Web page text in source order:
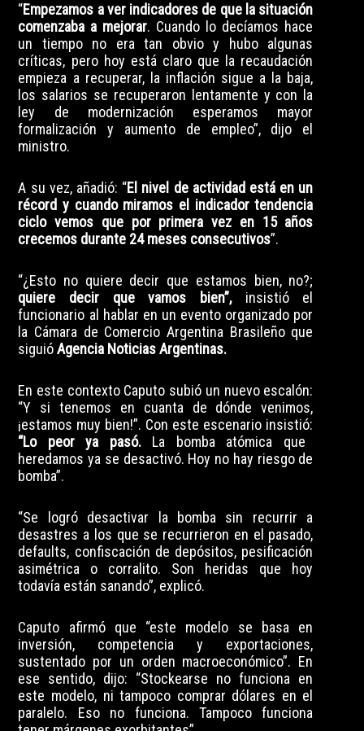
“Empezamos a ver indicadores de que la situación
comenzaba a mejorar. Cuando lo decíamos hace
un tiempo no era tan obvio y hubo algunas
críticas, pero hoy está claro que la recaudación
empieza a recuperar, la inflación sigue a la baja,
los salarios se recuperaron lentamente y con la
ley de modernización esperamos mayor
formalización y aumento de empleo”, dijo el
ministro.
A su vez, añadió: “El nivel de actividad está en un
récord y cuando miramos el indicador tendencia
ciclo vemos que por primera vez en 15 años
crecemos durante 24 meses consecutivos”.
“¿Esto no quiere decir que estamos bien, no?;
quiere decir que vamos bien”,insistió el
funcionario al hablar en un evento organizado por
la Cámara de Comercio Argentina Brasileño que
siguióAgencia Noticias Argentinas.
En este contexto Caputo subió un nuevo escalón:
“Y si tenemos en cuanta de dónde venimos,
¡estamos muy bien!”. Con este escenario insistió:
“Lo peor ya pasó.La bomba atómica que
heredamos ya se desactivó. Hoy no hay riesgo de
bomba”.
“Se logró desactivar la bomba sin recurrir a
desastres a los que se recurrieron en el pasado,
defaults, confiscación de depósitos, pesificación
asimétrica o corralito. Son heridas que hoy
todavía están sanando”, explicó.
Caputo afirmó que “este modelo se basa en
inversión, competencia y exportaciones,
sustentado por un orden macroeconómico”. En
ese sentido, dijo: “Stockearse no funciona en
este modelo, ni tampoco comprar dólares en el
paralelo. Eso no funciona. Tampoco funciona